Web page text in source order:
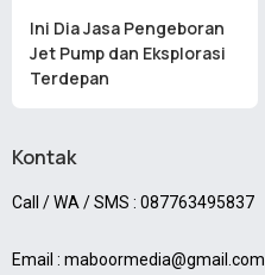
Ini Dia Jasa Pengeboran
Jet Pump dan Eksplorasi
Terdepan
Kontak
Call / WA / SMS : 087763495837
Email : maboormedia@gmail.com